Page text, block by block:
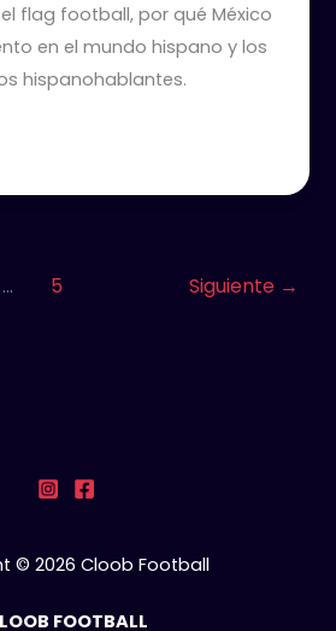
flag football, por qué México
en el mundo hispano y los
hispanohablantes.
… 5 Siguiente →
© 2026 Cloob Football
FOOTBALL